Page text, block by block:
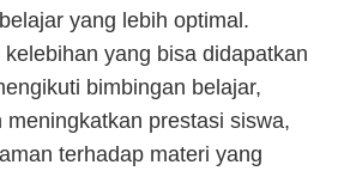
yang lebih optimal.
yang bisa didapatkan
bimbingan belajar,
prestasi siswa,
terhadap materi yang